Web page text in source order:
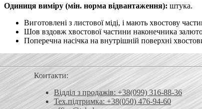
Одиниця виміру (мін. норма відвантаження): штука.
Виготовлені з листової міді, і мають хвостову
Шов вздовж хвостової частини наконечника
Поперечна насічка на внутрішній поверхні
Контакти:
Відділ з продажів: +38(099) 316-88-36
Тех.підтримка: +38(050) 476-94-60